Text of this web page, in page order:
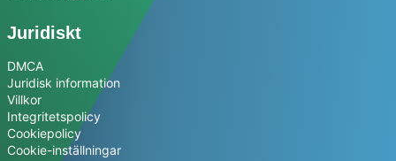
Juridiskt
DMCA
Juridisk information
Villkor
Integritetspolicy
Cookiepolicy
Cookie-inställningar